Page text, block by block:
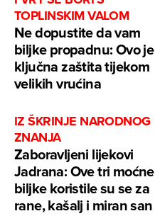
TOPLINSKIM VALOM
Ne dopustite da vam
biljke propadnu: Ovo je
ključna zaštita tijekom
velikih vrućina
IZ ŠKRINJE NARODNOG
ZNANJA
Zaboravljeni lijekovi
Jadrana: Ove tri moćne
biljke koristile su se za
rane, kašalj i miran san